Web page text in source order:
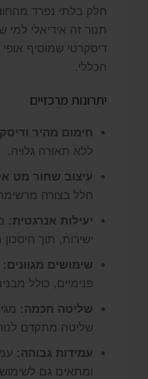
חלק בלתי נפרד
תנור זה אידיאלי
דיסקרטי שמוסיף
הכללי.
יתרונות מרכזיים
חימום מהיר
ללא תאורה גלויה.
עיצוב שחור מט
חלל בצורה
יעילות אנרגטית:
ישירות, תוך
שימושים מגוונים:
פנימיים, כולל
שליטה חכמה:
שליטה מתקדם
עמידות גבוהה:
ומתאים גם לשימוש